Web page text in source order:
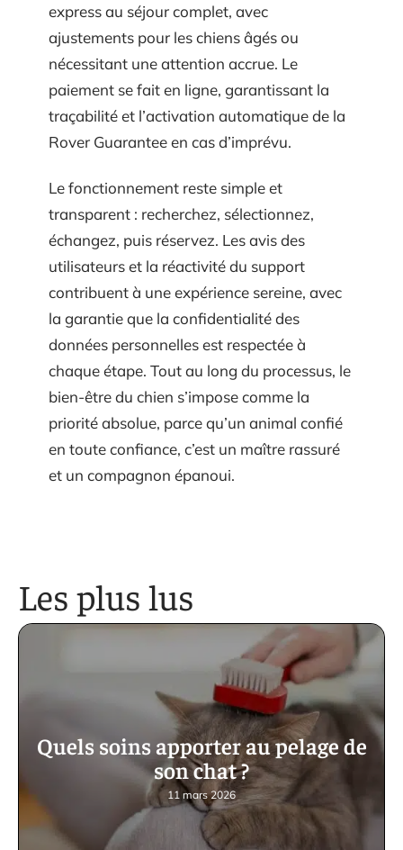
express au séjour complet, avec
ajustements pour les chiens âgés ou
nécessitant une attention accrue. Le
paiement se fait en ligne, garantissant la
traçabilité et l’activation automatique de la
Rover Guarantee en cas d’imprévu.
Le fonctionnement reste simple et
transparent : recherchez, sélectionnez,
échangez, puis réservez. Les avis des
utilisateurs et la réactivité du support
contribuent à une expérience sereine, avec
la garantie que la confidentialité des
données personnelles est respectée à
chaque étape. Tout au long du processus, le
bien-être du chien s’impose comme la
priorité absolue, parce qu’un animal confié
en toute confiance, c’est un maître rassuré
et un compagnon épanoui.
Les plus lus
Quels soins apporter au pelage de
son chat ?
11 mars 2026